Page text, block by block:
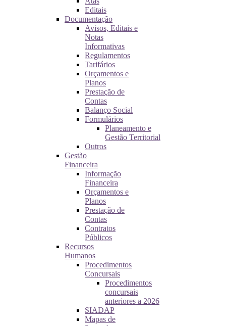
Editais
Documentação
Avisos, Editais e
Notas
Informativas
Regulamentos
Tarifários
Orçamentos e
Planos
Prestação de
Contas
Balanço Social
Formulários
Planeamento e
Gestão Territorial
Outros
Gestão
Financeira
Informação
Financeira
Orçamentos e
Planos
Prestação de
Contas
Contratos
Públicos
Recursos
Humanos
Procedimentos
Concursais
Procedimentos
concursais
anteriores a 2026
SIADAP
Mapas de